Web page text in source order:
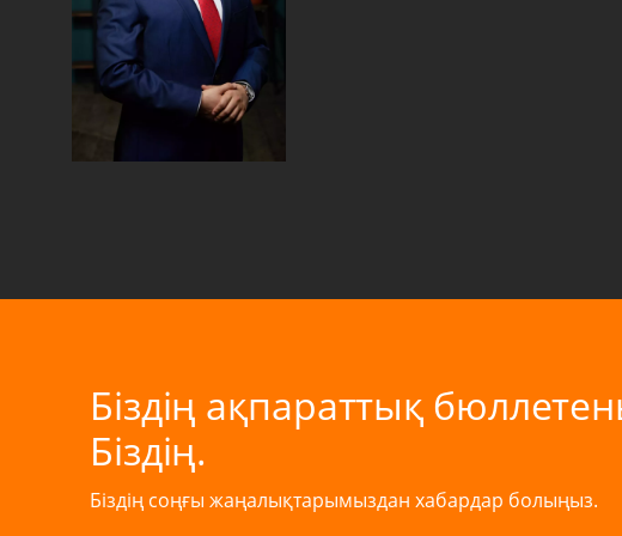
Біздің ақпараттық
Біздің.
Біздің соңғы жаңалықтарымыздан хабардар болыңыз.